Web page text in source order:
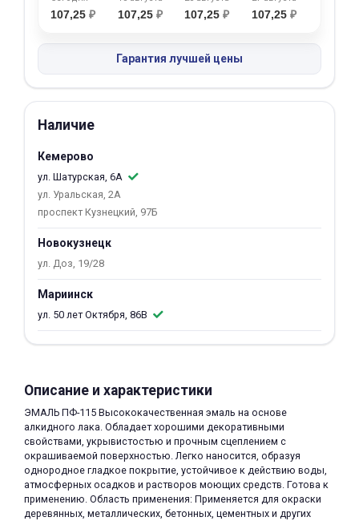
107,25 ₽ 107,25 ₽ 107,25 ₽ 107,25 ₽
Гарантия лучшей цены
Наличие
Кемерово
ул. Шатурская, 6А
ул. Уральская, 2А
проспект Кузнецкий, 97Б
Новокузнецк
ул. Доз, 19/28
Мариинск
ул. 50 лет Октября, 86В
Описание и характеристики
ЭМАЛЬ ПФ-115 Высококачественная эмаль на основе
алкидного лака. Обладает хорошими декоративными
свойствами, укрывистостью и прочным сцеплением с
окрашиваемой поверхностью. Легко наносится, образуя
однородное гладкое покрытие, устойчивое к действию воды,
атмосферных осадков и растворов моющих средств. Готова к
применению. Область применения: Применяется для окраски
деревянных, металлических, бетонных, цементных и других
об оплате Плайтом
25
недели
раз в 2 недели
Остались вопросы?